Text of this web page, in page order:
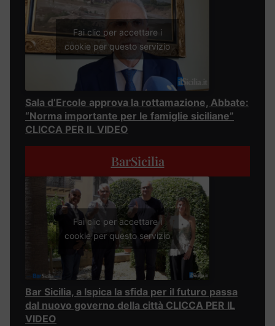
Fai clic per accettare i
cookie per questo servizio
Sala d’Ercole approva la rottamazione, Abbate:
“Norma importante per le famiglie siciliane”
CLICCA PER IL VIDEO
BarSicilia
Fai clic per accettare i
cookie per questo servizio
Bar Sicilia, a Ispica la sfida per il futuro passa
dal nuovo governo della città CLICCA PER IL
VIDEO